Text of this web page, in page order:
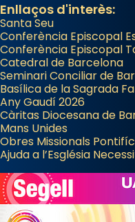
Enllaços d'interès:
Santa Seu
Conferència Episcopal
Conferència Episcopal
Catedral de Barcelona
Seminari Conciliar de
Basílica de la Sagrada
Any Gaudí 2026
Càritas Diocesana de
Mans Unides
Obres Missionals
Ajuda a l’Església